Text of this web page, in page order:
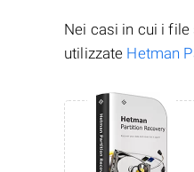
Nei casi in cui i
utilizzate Hetman